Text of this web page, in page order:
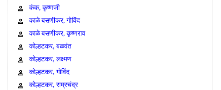
कंक, कृष्णजी
काळे बसणीकर, गोविंद
काळे बसणीकर, कृष्णराव
कोल्हटकर, बळवंत
कोल्हटकर, लक्ष्मण
कोल्हटकर, गोविंद
कोल्हटकर, राम्रचंद्र